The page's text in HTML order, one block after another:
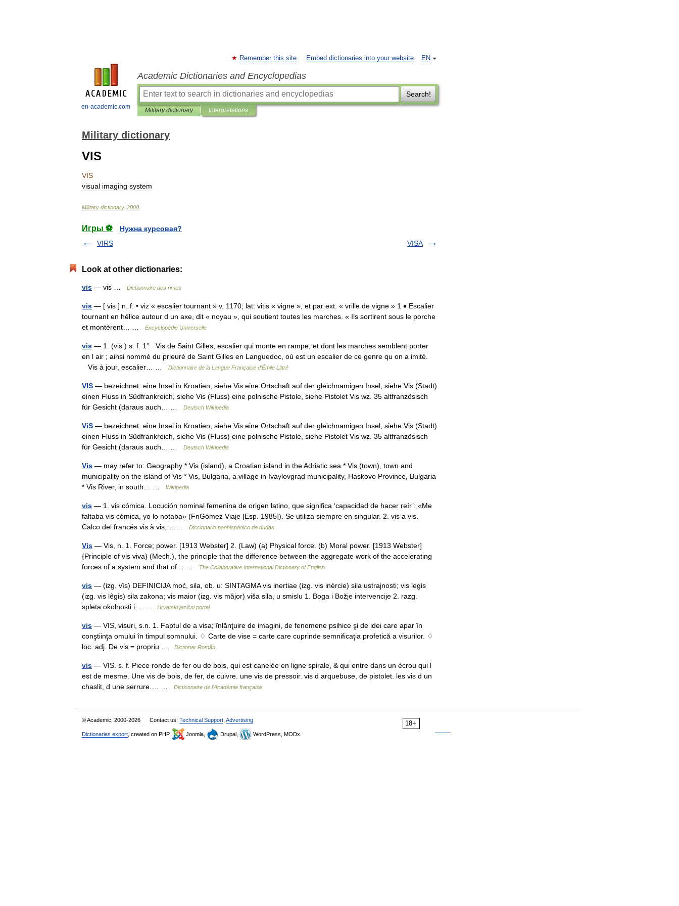
en-academic.com
EN
Remember this site Embed dictionaries into your website
Academic Dictionaries and Encyclopedias
Search!
Military dictionary Interpretations
Military dictionary
VIS
VIS
visual imaging system
Military dictionary. 2000
Игры ⚽
Нужна курсовая?
VIRS
VISA
Look at other dictionaries:
vis — vis … Dictionnaire des rimes
vis — [ vis ] n. f. • viz « escalier tournant » v. 1170; lat. vitis « vigne », et par ext. « vrille de vigne » 1 ♦ Escalier
tournant en hélice autour d un axe, dit « noyau », qui soutient toutes les marches. « Ils sortirent sous le porche
et montèrent… …
Encyclopédie Universelle
vis — 1. (vis ) s. f. 1° Vis de Saint Gilles, escalier qui monte en rampe, et dont les marches semblent porter
en l air ; ainsi nommé du prieuré de Saint Gilles en Languedoc, où est un escalier de ce genre qu on a imité.
Vis à jour, escalier… …
Dictionnaire de la Langue Française d'Émile Littré
VIS — bezeichnet: eine Insel in Kroatien, siehe Vis eine Ortschaft auf der gleichnamigen Insel, siehe Vis (Stadt)
einen Fluss in Südfrankreich, siehe Vis (Fluss) eine polnische Pistole, siehe Pistolet Vis wz. 35 altfranzösisch
für Gesicht (daraus auch… …
Deutsch Wikipedia
ViS — bezeichnet: eine Insel in Kroatien, siehe Vis eine Ortschaft auf der gleichnamigen Insel, siehe Vis (Stadt)
einen Fluss in Südfrankreich, siehe Vis (Fluss) eine polnische Pistole, siehe Pistolet Vis wz. 35 altfranzösisch
für Gesicht (daraus auch… …
Deutsch Wikipedia
Vis — may refer to: Geography * Vis (island), a Croatian island in the Adriatic sea * Vis (town), town and
municipality on the island of Vis * Vis, Bulgaria, a village in Ivaylovgrad municipality, Haskovo Province, Bulgaria
* Vis River, in south… …
Wikipedia
vis — 1. vis cómica. Locución nominal femenina de origen latino, que significa ‘capacidad de hacer reír’: «Me
faltaba vis cómica, yo lo notaba» (FnGómez Viaje [Esp. 1985]). Se utiliza siempre en singular. 2. vis a vis.
Calco del francés vis à vis,… …
Diccionario panhispánico de dudas
Vis — Vis, n. 1. Force; power. [1913 Webster] 2. (Law) (a) Physical force. (b) Moral power. [1913 Webster]
{Principle of vis viva} (Mech.), the principle that the difference between the aggregate work of the accelerating
forces of a system and that of… …
The Collaborative International Dictionary of English
vis — (izg. vȋs) DEFINICIJA moć, sila, ob. u: SINTAGMA vis inertiae (izg. vis inèrcie) sila ustrajnosti; vis legis
(izg. vis lȇgis) sila zakona; vis maior (izg. vis mȁjor) viša sila, u smislu 1. Boga i Božje intervencije 2. razg.
spleta okolnosti i… …
Hrvatski jezični portal
vis — VIS, visuri, s.n. 1. Faptul de a visa; înlănţuire de imagini, de fenomene psihice şi de idei care apar în
conştiinţa omului în timpul somnului. ♢ Carte de vise = carte care cuprinde semnificaţia profetică a visurilor. ♢
loc. adj. De vis = propriu …
Dicționar Român
vis — VIS. s. f. Piece ronde de fer ou de bois, qui est canelée en ligne spirale, & qui entre dans un écrou qui l
est de mesme. Une vis de bois, de fer, de cuivre. une vis de pressoir. vis d arquebuse, de pistolet. les vis d un
chaslit, d une serrure.… …
Dictionnaire de l'Académie française
18+
© Academic, 2000-2026 Contact us: Technical Support Advertising
Dictionaries export , created on PHP, Joomla, Drupal, WordPress, MODx.